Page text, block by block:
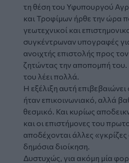
τη θέση του Υφυπουργού
και Τροφίμων ήρθε την ώρα
γεωτεχνικοί και
συγκέντρωναν υπογραφές
ανοιχτής επιστολής προς
ζητώντας την αποπομπή
του λέει πολλά.
Η εξέλιξη αυτή επιβεβαιώνει
ήταν επικοινωνιακό, αλλά
θεσμικό. Και κυρίως
και οι επιστήμονες του
αποδέχονται άλλες
δημόσια διοίκηση.
Δυστυχώς, για ακόμη μία